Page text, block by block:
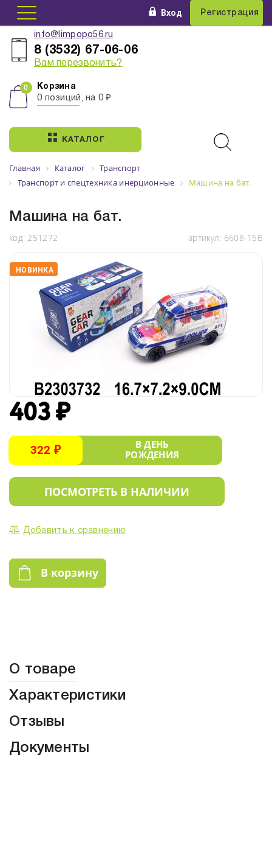
Вход Регистрация
info@limpopo56.ru
8 (3532) 67-06-06
Вам перезвонить?
Корзина
0 позиций, на 0 ₽
КАТАЛОГ
Главная Каталог
Транспорт
Транспорт и спецтехника инерционные
Машина на бат.
Машина на бат.
код: 251272 артикул: 6608-15B
НОВИНКА
403 ₽
322 ₽
В ДЕНЬ
РОЖДЕНИЯ
ПОСМОТРЕТЬ В НАЛИЧИИ
Добавить к сравнению
В корзину
О товаре
Характеристики
Отзывы
Документы